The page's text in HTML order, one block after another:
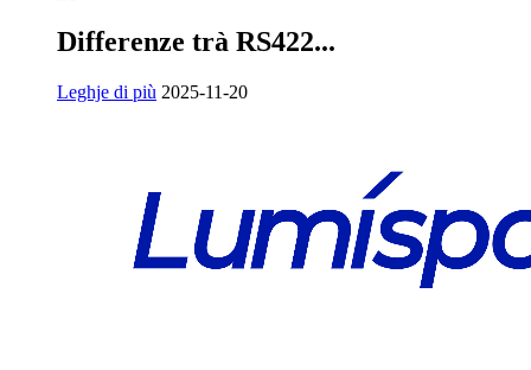
Differenze trà RS422...
Leghje di più 2025-11-20